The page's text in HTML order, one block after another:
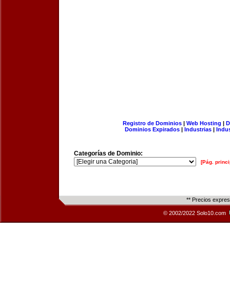
Registro de Dominios| Web Hosting |
Dominios Expirados | Industrias |
Categorías de Dominio:
[Pág.
** Precios
© 2002/2022 Solo10.com